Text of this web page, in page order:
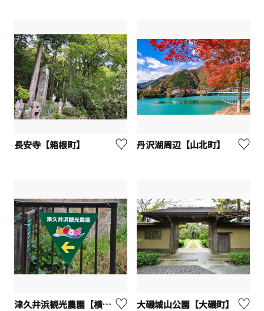
長安寺【箱根町】 丹沢湖周辺【山北町】
津久井浜観光農園【横須賀市】 大磯城山公園【大磯町】